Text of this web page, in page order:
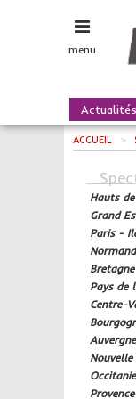
menu
Actualités
ACCUEIL >
Hauts
Grand
Paris -
Bretagne
Pays de
Centre-
Occitanie